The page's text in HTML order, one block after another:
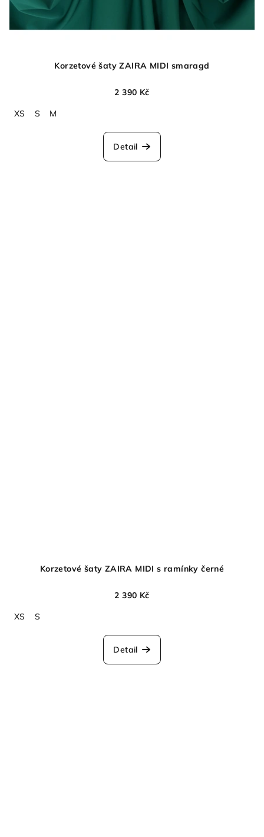
Korzetové šaty ZAIRA MIDI smaragd
2 390 Kč
XS
S M
Detail
Korzetové šaty ZAIRA MIDI s ramínky černé
2 390 Kč
XS
S
Detail